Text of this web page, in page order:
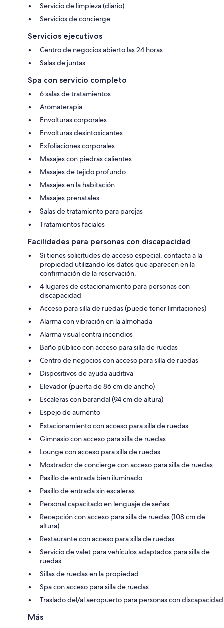
Servicio de limpieza (diario)
Servicios de concierge
Servicios ejecutivos
Centro de negocios abierto las 24 horas
Salas de juntas
Spa con servicio completo
6 salas de tratamientos
Aromaterapia
Envolturas corporales
Envolturas desintoxicantes
Exfoliaciones corporales
Masajes con piedras calientes
Masajes de tejido profundo
Masajes en la habitación
Masajes prenatales
Salas de tratamiento para parejas
Tratamientos faciales
Facilidades para personas con discapacidad
Si tienes solicitudes de acceso especial, contacta a la
propiedad utilizando los datos que aparecen en la
confirmación de la reservación.
4 lugares de estacionamiento para personas con
discapacidad
Acceso para silla de ruedas (puede tener limitaciones)
Alarma con vibración en la almohada
Alarma visual contra incendios
Baño público con acceso para silla de ruedas
Centro de negocios con acceso para silla de ruedas
Dispositivos de ayuda auditiva
Elevador (puerta de 86 cm de ancho)
Escaleras con barandal (94 cm de altura)
Espejo de aumento
Estacionamiento con acceso para silla de ruedas
Gimnasio con acceso para silla de ruedas
Lounge con acceso para silla de ruedas
Mostrador de concierge con acceso para silla de ruedas
Pasillo de entrada bien iluminado
Pasillo de entrada sin escaleras
Personal capacitado en lenguaje de señas
Recepción con acceso para silla de ruedas (108 cm de
altura)
Restaurante con acceso para silla de ruedas
Servicio de valet para vehículos adaptados para silla de
ruedas
Sillas de ruedas en la propiedad
Spa con acceso para silla de ruedas
Traslado del/al aeropuerto para personas con discapacidad
Más